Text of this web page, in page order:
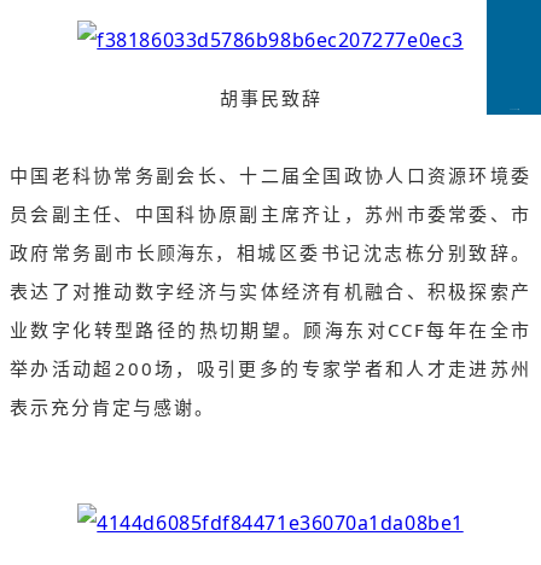
胡事民致辞
中国老科协常务副会长、十二届全国政协人口资源环境委
员会副主任、中国科协原副主席齐让，苏州市委常委、市
政府常务副市长顾海东 ，相城区委书记沈志栋分别致辞。
表达了对推动数字经济与实体经济有机融合、积极探索产
业数字化转型路径的热切期望。顾海东对CCF每年在全市
举办活动超200场，吸引更多的专家学者和人才走进苏州
表示充分肯定与感谢。